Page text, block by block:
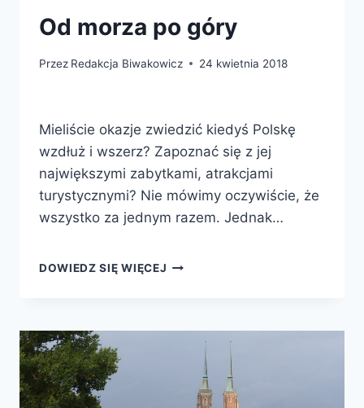
Od morza po góry
Przez Redakcja Biwakowicz 24 kwietnia 2018
Mieliście okazje zwiedzić kiedyś Polskę
wzdłuż i wszerz? Zapoznać się z jej
największymi zabytkami, atrakcjami
turystycznymi? Nie mówimy oczywiście, że
wszystko za jednym razem. Jednak…
DOWIEDZ SIĘ WIĘCEJ OD